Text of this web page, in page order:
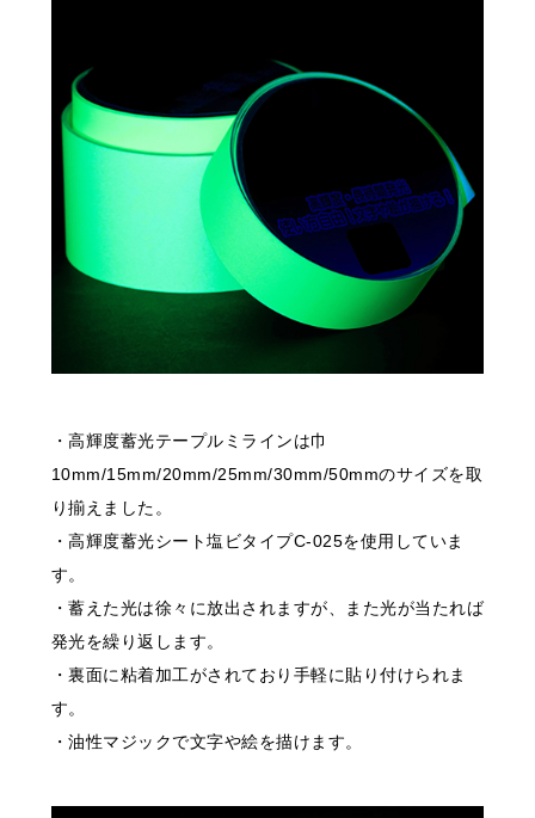
・高輝度蓄光テープルミラインは巾
10mm/15mm/20mm/25mm/30mm/50mmのサイズを取
り揃えました。
・高輝度蓄光シート塩ビタイプC-025を使用していま
す。
・蓄えた光は徐々に放出されますが、また光が当たれば
発光を繰り返します。
・裏面に粘着加工がされており手軽に貼り付けられま
す。
・油性マジックで文字や絵を描けます。